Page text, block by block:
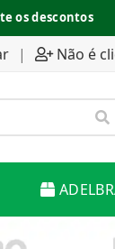
os descontos
superior
| Não é